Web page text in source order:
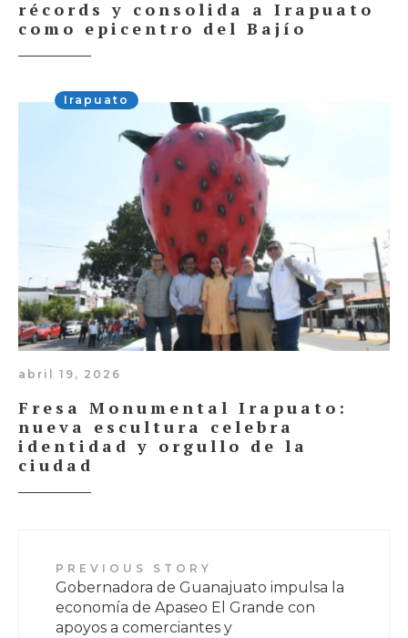
récords y consolida a Irapuato
como epicentro del Bajío
Irapuato
abril 19, 2026
Fresa Monumental Irapuato:
nueva escultura celebra
identidad y orgullo de la
ciudad
PREVIOUS STORY
Gobernadora de Guanajuato impulsa la
economía de Apaseo El Grande con
apoyos a comerciantes y